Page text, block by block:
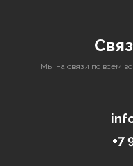
Мы на связи по всем
+7